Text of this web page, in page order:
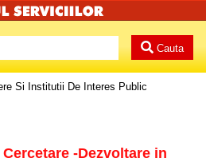
Cauta
Si Institutii De Interes Public
-Dezvoltare in